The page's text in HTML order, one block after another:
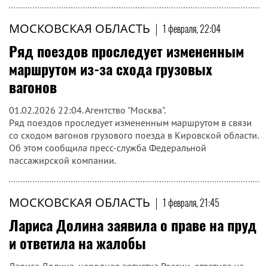
МОСКОВСКАЯ ОБЛАСТЬ | 1 февраля, 22:04
Ряд поездов проследует измененным
маршрутом из-за схода грузовых
вагонов
01.02.2026 22:04. Агентство "Москва".
Ряд поездов проследует измененным маршрутом в связи
со сходом вагонов грузового поезда в Кировской области.
Об этом сообщила пресс-служба Федеральной
пассажирской компании.
МОСКОВСКАЯ ОБЛАСТЬ | 1 февраля, 21:45
Лариса Долина заявила о праве на пруд
и ответила на жалобы